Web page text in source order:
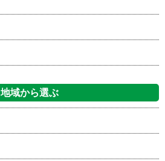
地域から選ぶ